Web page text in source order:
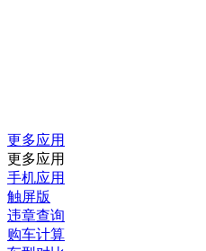
更多应用
更多应用
手机应用
触屏版
违章查询
购车计算